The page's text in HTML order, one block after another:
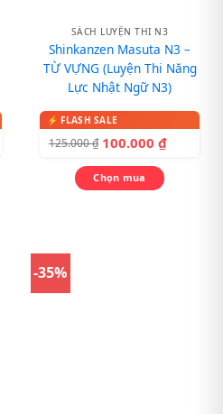
SÁCH LUYỆN THI N3
Shinkanzen Masuta N3 –
TỪ VỰNG (Luyện Thi Năng
Lực Nhật Ngữ N3)
125.000₫ 100.000 ₫
Chọn mua
-35%